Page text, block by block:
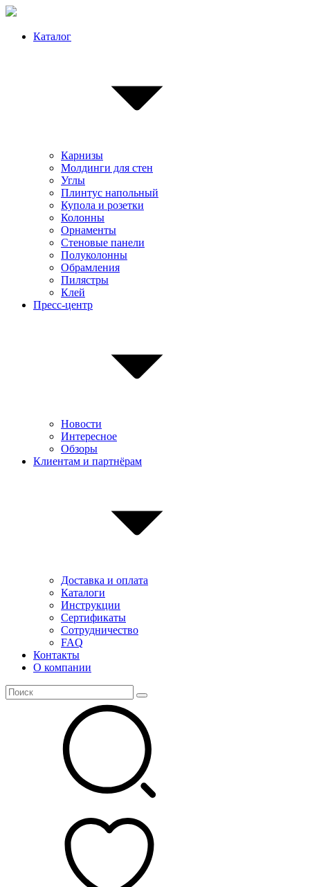
Каталог
Карнизы
Молдинги для стен
Углы
Плинтус напольный
Купола и розетки
Колонны
Орнаменты
Стеновые панели
Полуколонны
Обрамления
Пилястры
Клей
Пресс-центр
Новости
Интересное
Обзоры
Клиентам и партнёрам
Доставка и оплата
Каталоги
Инструкции
Сертификаты
Сотрудничество
FAQ
Контакты
О компании